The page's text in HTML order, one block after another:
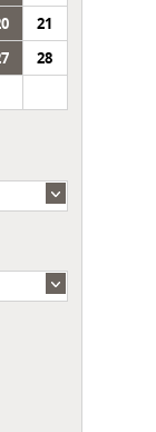
21
28